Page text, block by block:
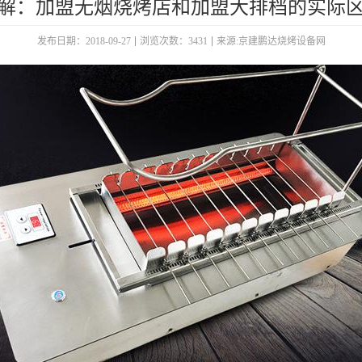
：加盟无烟烧烤店和加盟大排档的实际
发布日期：2018-09-27 浏览次数：3431 来源:京建鹏达烧烤设备网